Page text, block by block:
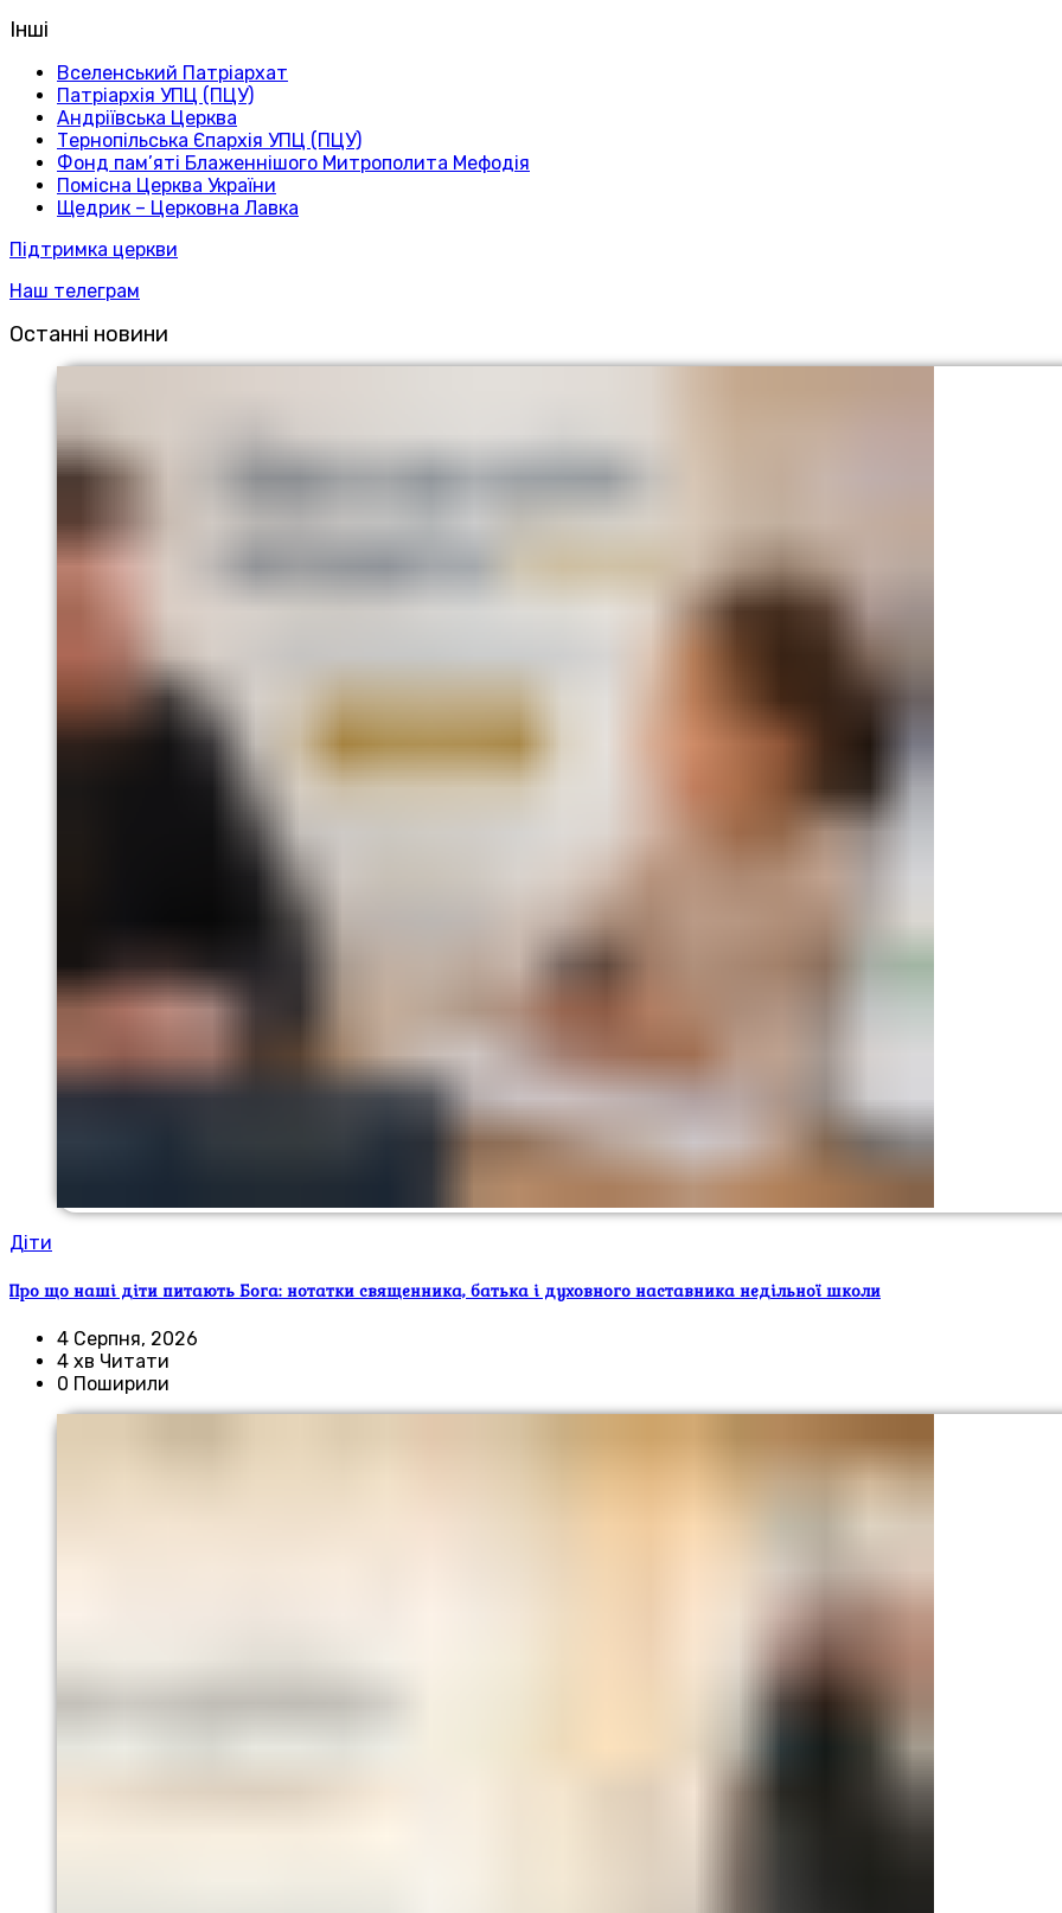
Інші
Вселенський Патріархат
Патріархія УПЦ (ПЦУ)
Андріївська Церква
Тернопільська Єпархія УПЦ (ПЦУ)
Фонд пам’яті Блаженнішого Митрополита Мефодія
Помісна Церква України
Щедрик – Церковна Лавка
Підтримка церкви
Наш телеграм
Останні новини
Діти
Про що наші діти питають Бога: нотатки священника, батька і духовного наставника недільної школи
4 Серпня, 2026
4 хв Читати
0 Поширили